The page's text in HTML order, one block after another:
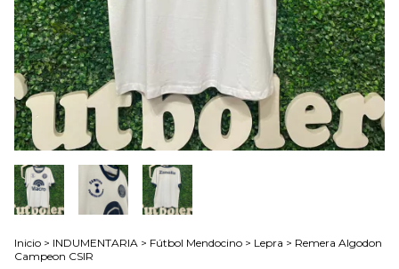
Inicio > INDUMENTARIA > Fútbol Mendocino > Lepra > Remera Algodon
Campeon CSIR